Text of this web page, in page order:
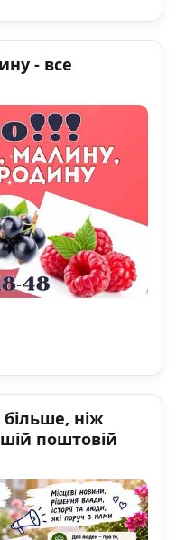
- все
ніж
поштовій